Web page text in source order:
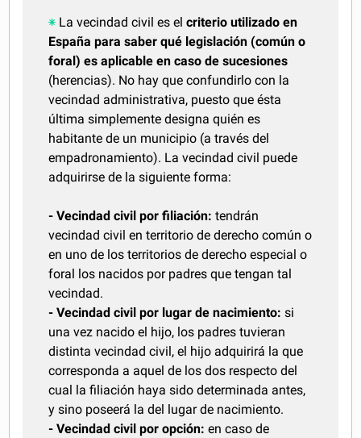
La vecindad civil es elcriterio utilizado en
España para saber qué legislación (común o
foral) es aplicable en caso de sucesiones
(herencias). No hay que confundirlo con la
vecindad administrativa, puesto que ésta
última simplemente designa quién es
habitante de un municipio (a través del
empadronamiento). La vecindad civil puede
adquirirse de la siguiente forma:
- Vecindad civil por filiación: tendrán
vecindad civil en territorio de derecho común o
en uno de los territorios de derecho especial o
foral los nacidos por padres que tengan tal
vecindad.
- Vecindad civil por lugar de nacimiento:si
una vez nacido el hijo, los padres tuvieran
distinta vecindad civil, el hijo adquirirá la que
corresponda a aquel de los dos respecto del
cual la filiación haya sido determinada antes,
y sino poseerá la del lugar de nacimiento.
- Vecindad civil por opción: en caso de